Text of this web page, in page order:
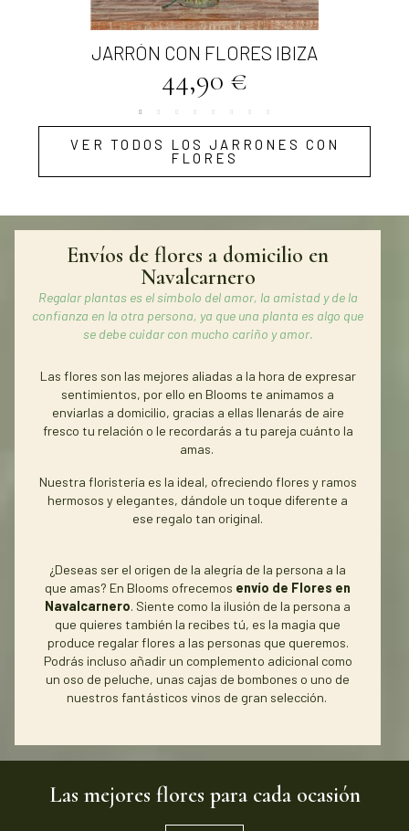
Vista rápida
JARRÓN CON FLORES IBIZA
44,90 €
VER TODOS LOS JARRONES CON
FLORES
Envíos de flores a domicilio en
Navalcarnero
Regalar plantas es el símbolo del amor, la amistad y de la
confianza en la otra persona, ya que una planta es algo que
se debe cuidar con mucho cariño y amor.
Las flores son las mejores aliadas a la hora de expresar
sentimientos, por ello en Blooms te animamos a
enviarlas a domicilio, gracias a ellas llenarás de aire
fresco tu relación o le recordarás a tu pareja cuánto la
amas.
Nuestra floristería es la ideal, ofreciendo flores y ramos
hermosos y elegantes, dándole un toque diferente a
ese regalo tan original.
¿Deseas ser el origen de la alegría de la persona a la
que amas? En Blooms ofrecemos envío de Flores en
Navalcarnero. Siente como la ilusión de la persona a
que quieres también la recibes tú, es la magia que
produce regalar flores a las personas que queremos.
Podrás incluso añadir un complemento adicional como
un oso de peluche, unas cajas de bombones o uno de
nuestros fantásticos vinos de gran selección.
Las mejores flores para cada ocasión